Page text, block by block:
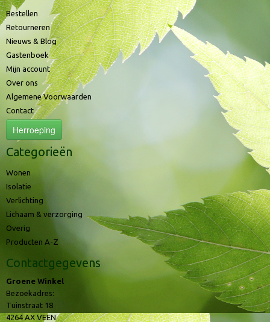
Bestellen
Retourneren
Nieuws & Blog
Gastenboek
Mijn account
Over ons
Algemene Voorwaarden
Contact
Herroeping
Categorieën
Wonen
Isolatie
Verlichting
Lichaam & verzorging
Overig
Producten A-Z
Contactgegevens
Groene Winkel
Bezoekadres:
Tuinstraat 18
4264 AX VEEN